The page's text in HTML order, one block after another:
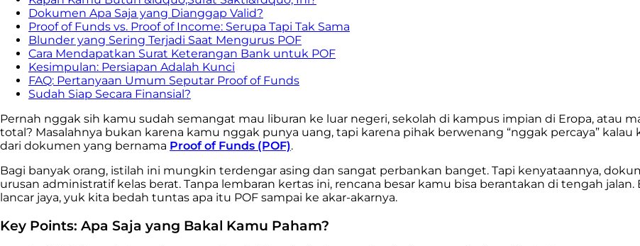
Dokumen Apa Saja yang Dianggap Valid?
Proof of Funds vs. Proof of Income: Serupa Tapi Tak Sama
Blunder yang Sering Terjadi Saat Mengurus POF
Cara Mendapatkan Surat Keterangan Bank untuk POF
Kesimpulan: Persiapan Adalah Kunci
FAQ: Pertanyaan Umum Seputar Proof of Funds
Sudah Siap Secara Finansial?
Pernah nggak sih kamu sudah semangat mau liburan ke luar negeri, sekolah di kampus impian di Eropa, atau
total? Masalahnya bukan karena kamu nggak punya uang, tapi karena pihak berwenang “nggak percaya”
dari dokumen yang bernama Proof of Funds (POF).
Bagi banyak orang, istilah ini mungkin terdengar asing dan sangat perbankan banget. Tapi kenyataannya,
urusan administratif kelas berat. Tanpa lembaran kertas ini, rencana besar kamu bisa berantakan di tengah
lancar jaya, yuk kita bedah tuntas apa itu POF sampai ke akar-akarnya.
Key Points: Apa Saja yang Bakal Kamu Paham?